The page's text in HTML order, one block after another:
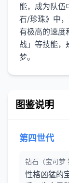
能，成为队伍
石/珍珠》中
有极高的速度
战」等技能，
图鉴说明
第四世代
钻石（宝可梦
性格凶猛的